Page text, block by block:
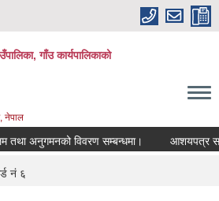
गाँउ कार्यपालिकाको
नेपाल
अनुगमनको विवरण सम्बन्धमा। आशयपत्र
नं ६